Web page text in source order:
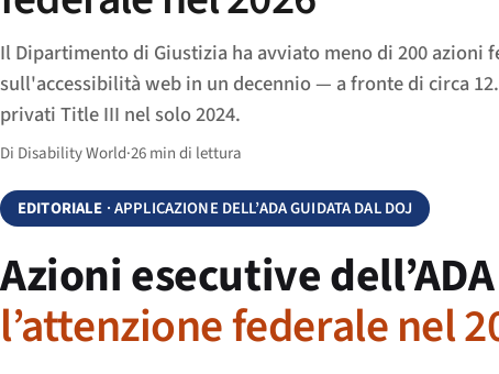
Il Dipartimento di Giustizia ha avviato meno di 200 azioni
sull'accessibilità web in un decennio — a fronte di circa
privati Title III nel solo 2024.
Di Disability World·26 min di lettura
EDITORIALE · APPLICAZIONE DELL’ADA GUIDATA DAL DOJ
Azioni esecutive
l’attenzione federale nel